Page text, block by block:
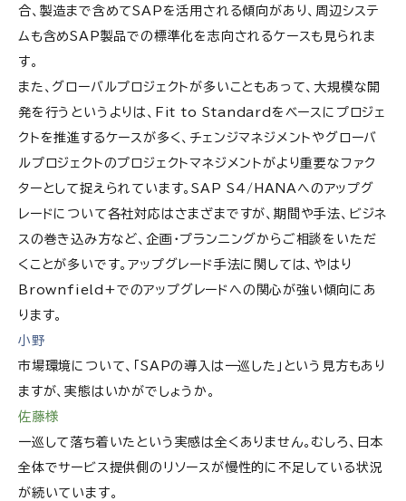
合、製造まで含めてSAPを活用される傾向があり、周辺システ
ムも含めSAP製品での標準化を志向されるケースも見られま
す。
また、グローバルプロジェクトが多いこともあって、大規模な開
発を行うというよりは、Fit to Standardをベースにプロジェ
クトを推進するケースが多く、チェンジマネジメントやグローバ
ルプロジェクトのプロジェクトマネジメントがより重要なファク
ターとして捉えられています。SAP S4/HANAへのアップグ
レードについて各社対応はさまざまですが、期間や手法、ビジネ
スの巻き込み方など、企画・プランニングからご相談をいただ
くことが多いです。アップグレード手法に関しては、やはり
Brownfield+でのアップグレードへの関心が強い傾向にあ
ります。
小野
市場環境について、「SAPの導入は一巡した」という見方もあり
ますが、実態はいかがでしょうか。
佐藤様
一巡して落ち着いたという実感は全くありません。むしろ、日本
全体でサービス提供側のリソースが慢性的に不足している状況
が続いています。